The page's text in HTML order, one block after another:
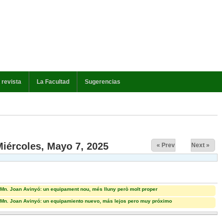
revista La Facultad Sugerencias
Mayo 7, 2025 « Prev Next »
Joan Avinyó: un equipament nou, més lluny però molt proper
Joan Avinyó: un equipamiento nuevo, más lejos pero muy próximo